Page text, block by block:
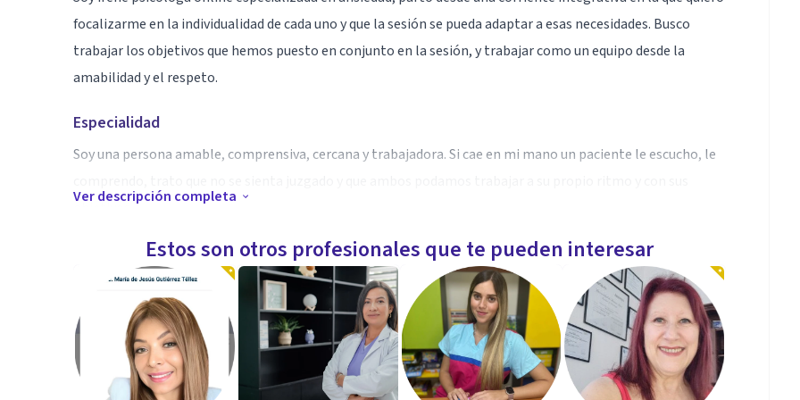
focalizarme en la individualidad de cada uno y que la sesión se pueda adaptar a esas necesidades. Busco
trabajar los objetivos que hemos puesto en conjunto en la sesión, y trabajar como un equipo desde la
amabilidad y el respeto.
Especialidad
Soy una persona amable, comprensiva, cercana y trabajadora. Si cae en mi mano un paciente le escucho, le
Soy una persona respetuosa, cercana. Intento ser coherente con mi forma de trabajar y ser clara con el
proceso terapéutico. Trato de formarme y trabajar en lo relacionado a esta profesión tan compleja.
Intento ser comprensiva, no juzgar y buscar un espacio adecuado en el que el paciente marque sus tiempos
y sus objetivos.
Ver descripción completa
Estos son otros profesionales que te pueden interesar